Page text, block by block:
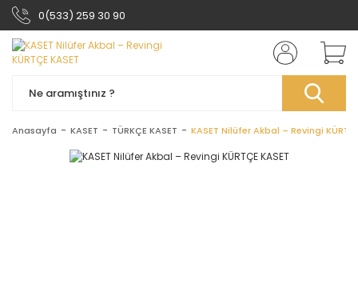
0(533) 259 30 90
Anasayfa KASET TÜRKÇE KASET KASET Nilüfer Akbal – Revingi